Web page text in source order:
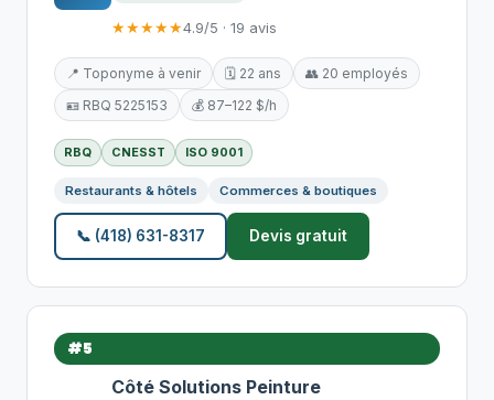
★★★★★4.9/5 · 19 avis
📍 Toponyme à venir 🗓️ 22 ans
👥 20 employés
🪪 RBQ 5225153
💰 87–122 $/h
RBQ CNESST ISO 9001
Restaurants & hôtels Commerces & boutiques
📞 (418) 631-8317 Devis gratuit
#5
Côté Solutions Peinture